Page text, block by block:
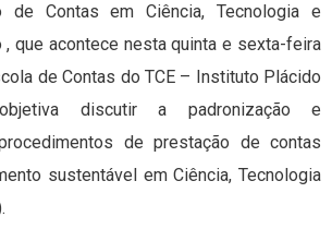
de Contas em Ciência, Tecnologia e
, que acontece nesta quinta e sexta-feira
de Contas do TCE – Instituto Plácido
discutir a padronização e
de prestação de contas
sustentável em Ciência, Tecnologia